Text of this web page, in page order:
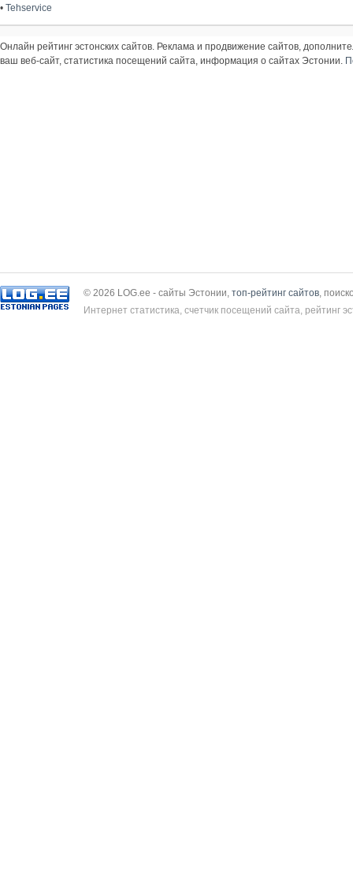
• Tehservice
Онлайн рейтинг эстонских сайтов. Реклама и продвижение сайтов,
ваш веб-сайт, статистика посещений сайта, информация о сайтах Эстонии.
© 2026 LOG.ee - сайты Эстонии, топ-рейтинг сайтов ,
Интернет статистика, счетчик посещений сайта, рейтинг